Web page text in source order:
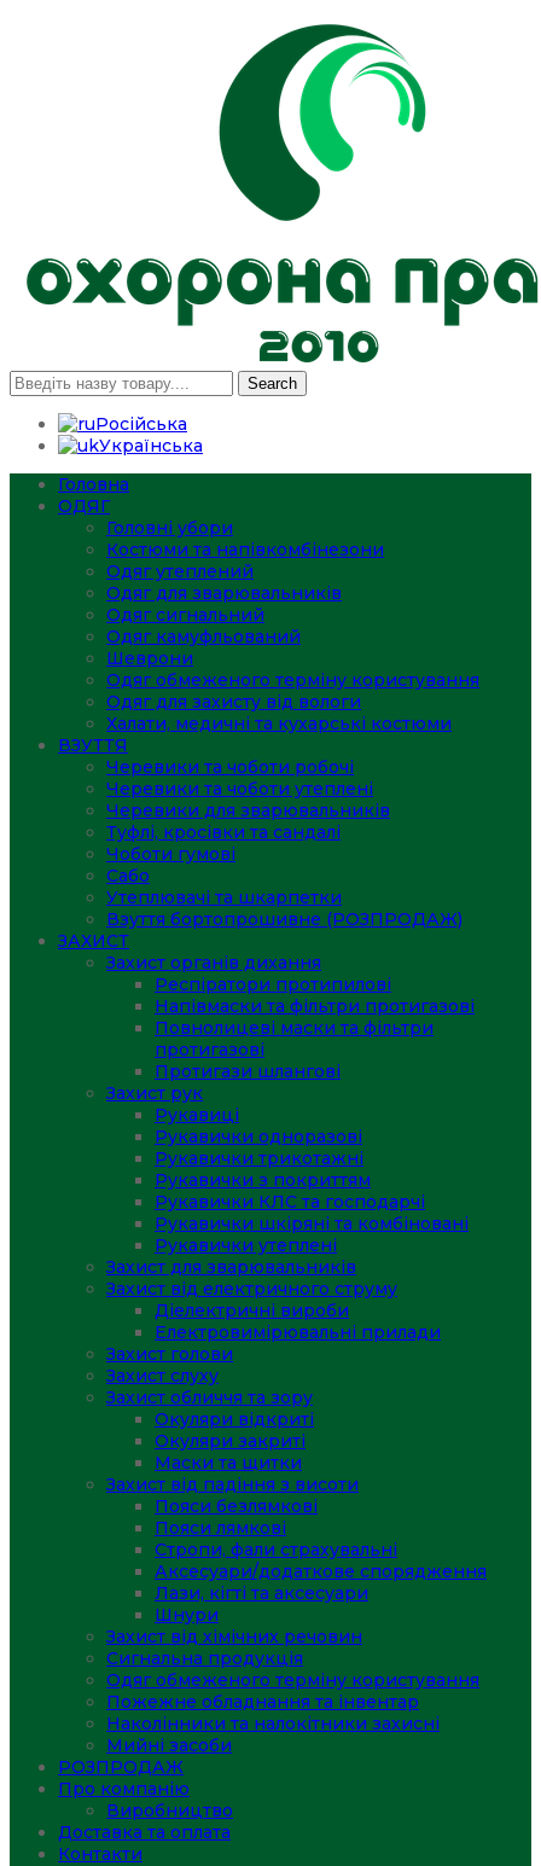
Search
Російська
Українська
Головна
ОДЯГ
Головні убори
Костюми та напівкомбінезони
Одяг утеплений
Одяг для зварювальників
Одяг сигнальний
Одяг камуфльований
Шеврони
Одяг обмеженого терміну користування
Одяг для захисту від вологи
Халати, медичні та кухарські костюми
ВЗУТТЯ
Черевики та чоботи робочі
Черевики та чоботи утеплені
Черевики для зварювальників
Туфлі, кросівки та сандалі
Чоботи гумові
Сабо
Утеплювачі та шкарпетки
Взуття бортопрошивне (РОЗПРОДАЖ)
ЗАХИСТ
Захист органів дихання
Респіратори протипилові
Напівмаски та фільтри протигазові
Повнолицеві маски та фільтри
протигазові
Протигази шлангові
Захист рук
Рукавиці
Рукавички одноразові
Рукавички трикотажні
Рукавички з покриттям
Рукавички КЛС та господарчі
Рукавички шкіряні та комбіновані
Рукавички утеплені
Захист для зварювальників
Захист від електричного струму
Діелектричні вироби
Електровимірювальні прилади
Захист голови
Захист слуху
Захист обличчя та зору
Окуляри відкриті
Окуляри закриті
Маски та щитки
Захист від падіння з висоти
Пояси безлямкові
Пояси лямкові
Стропи, фали страхувальні
Аксесуари/додаткове спорядження
Лази, кігті та аксесуари
Шнури
Захист від хімічних речовин
Сигнальна продукція
Одяг обмеженого терміну користування
Пожежне обладнання та інвентар
Наколінники та налокітники захисні
Мийні засоби
РОЗПРОДАЖ
Про компанію
Виробництво
Доставка та оплата
Контакти